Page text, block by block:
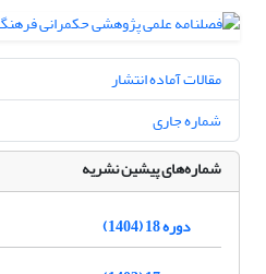
مقالات آماده انتشار
شماره جاری
شماره‌های پیشین نشریه
دوره 18 (1404)